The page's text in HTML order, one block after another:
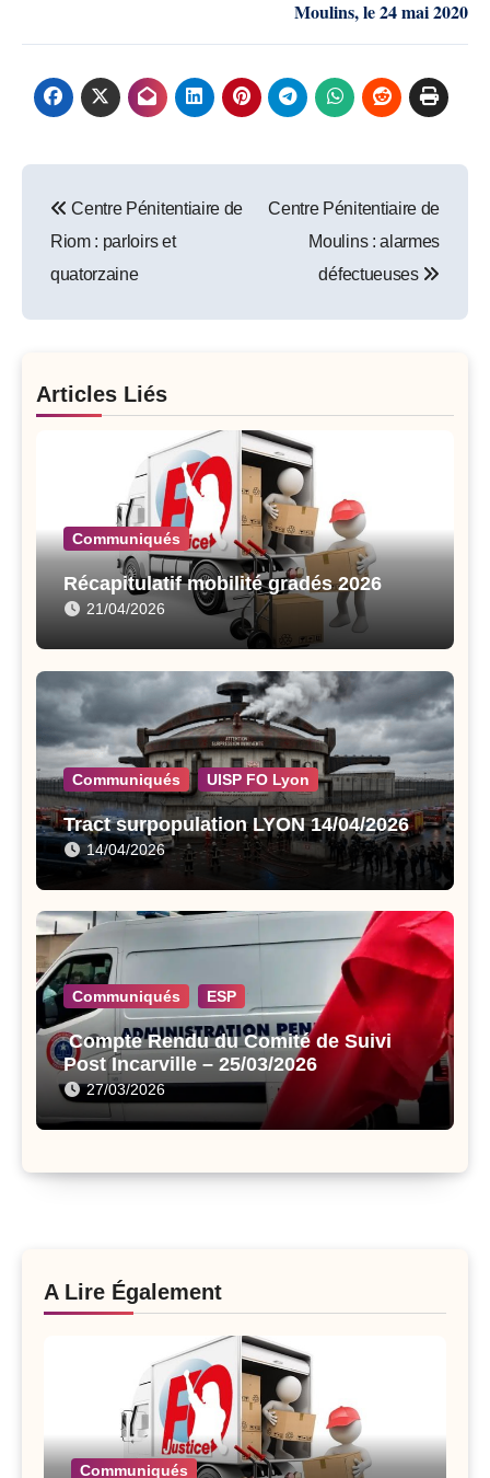
Moulins,le24 mai 2020
navigation
Centre Pénitentiaire de
Riom : parloirs et
quatorzaine
Centre Pénitentiaire de
Moulins : alarmes
défectueuses
Articles Liés
Communiqués
Récapitulatif mobilité gradés 2026
21/04/2026
Communiqués UISP FO Lyon
Tract surpopulation LYON 14/04/2026
14/04/2026
Communiqués ESP
Compte Rendu du Comité de Suivi
Post Incarville – 25/03/2026
27/03/2026
A Lire Également
Communiqués